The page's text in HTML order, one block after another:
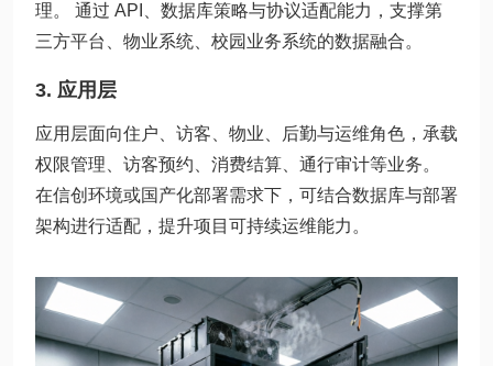
理。 通过 API、数据库策略与协议适配能力，支撑第
三方平台、物业系统、校园业务系统的数据融合。
3. 应用层
应用层面向住户、访客、物业、后勤与运维角色，承载
权限管理、访客预约、消费结算、通行审计等业务。
在信创环境或国产化部署需求下，可结合数据库与部署
架构进行适配，提升项目可持续运维能力。